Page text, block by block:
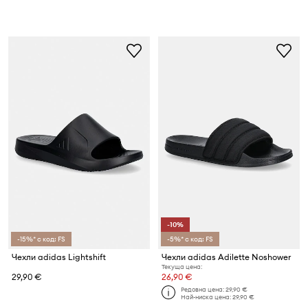
-15%* с код: FS
Чехли adidas Lightshift
29,90 €
-10%
-5%* с код: FS
Чехли adidas Adilette Noshower
Текуща цена:
26,90 €
Редовна цена:29,90 €
Най-ниска цена:29,90 €